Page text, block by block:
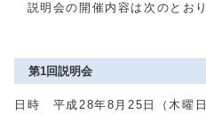
説明会の開催内容は次のとおり
第1回説明会
日時 平成28年8月25日（木曜